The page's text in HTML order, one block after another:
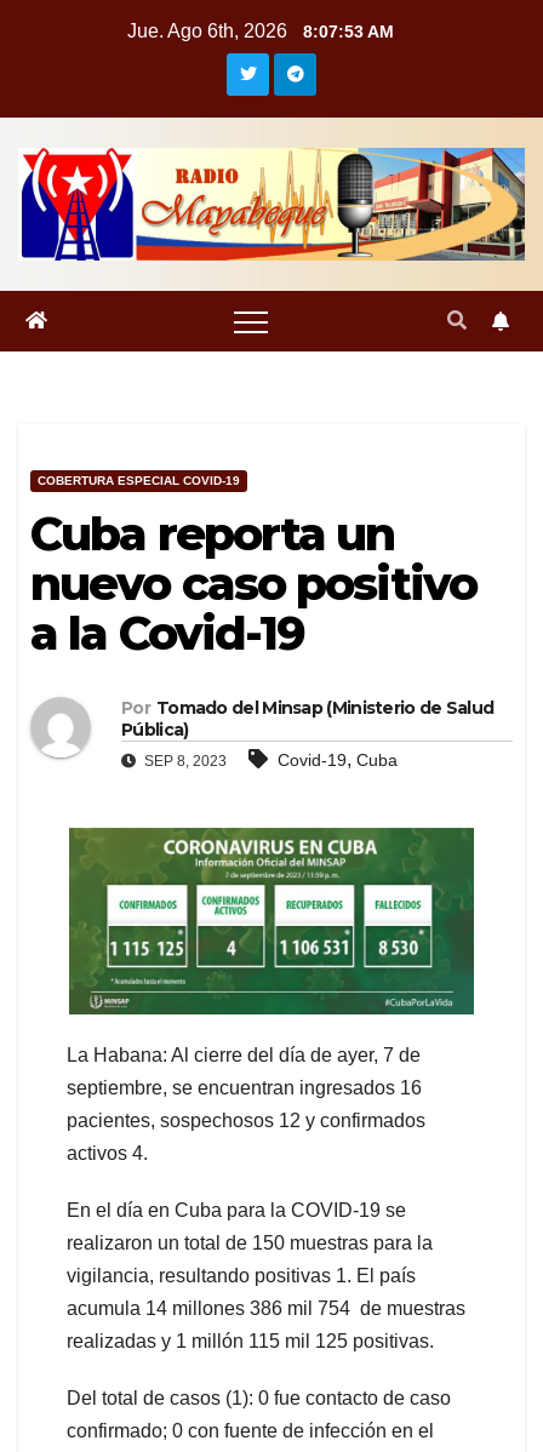
Jue. Ago 6th, 2026 8:07:54 AM
COBERTURA ESPECIAL COVID-19
Cuba reporta un
nuevo caso positivo
a la Covid-19
Por Tomado del Minsap (Ministerio de Salud
Pública)
SEP 8, 2023 Covid-19, Cuba
La Habana: Al cierre del día de ayer, 7 de
septiembre, se encuentran ingresados 16
pacientes, sospechosos 12 y confirmados
activos 4.
En el día en Cuba para la COVID-19 se
realizaron un total de 150 muestras para la
vigilancia, resultando positivas 1. El país
acumula 14 millones 386 mil 754 de muestras
realizadas y 1 millón 115 mil 125 positivas.
Del total de casos (1): 0 fue contacto de caso
confirmado; 0 con fuente de infección en el